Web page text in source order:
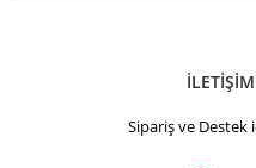
Sipariş ve Destek